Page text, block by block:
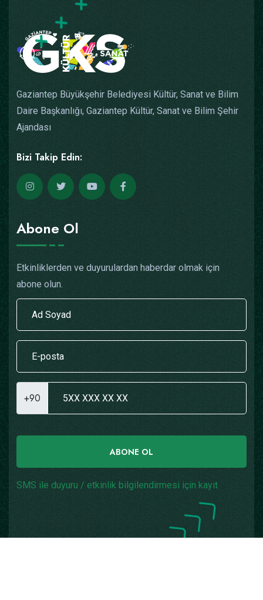
Gaziantep Büyükşehir Belediyesi Kültür, Sanat ve Bilim
Daire Başkanlığı, Gaziantep Kültür, Sanat ve Bilim Şehir
Ajandası
Bizi Takip Edin:
Abone Ol
Etkinliklerden ve duyurulardan haberdar olmak için
abone olun.
+90
ABONE OL
SMS ile duyuru / etkinlik bilgilendirmesi için kayıt